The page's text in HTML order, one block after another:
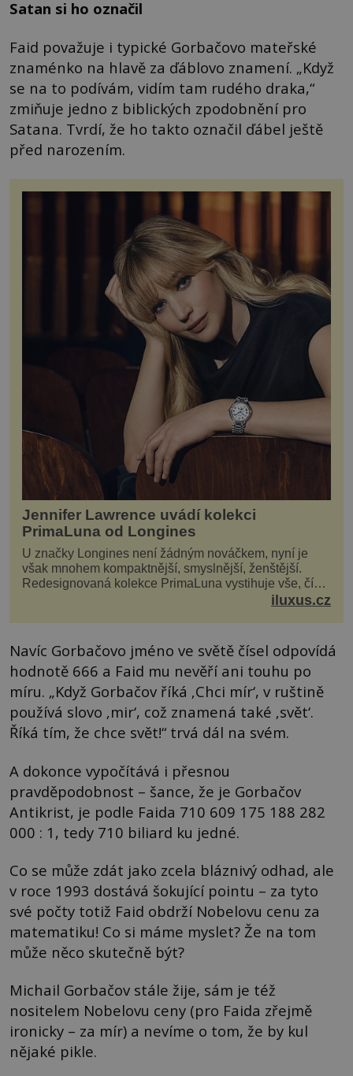
Satan si ho označil
Faid považuje i typické Gorbačovo mateřské
znaménko na hlavě za ďáblovo znamení. „Když
se na to podívám, vidím tam rudého draka,“
zmiňuje jedno z biblických zpodobnění pro
Satana. Tvrdí, že ho takto označil ďábel ještě
před narozením.
Jennifer Lawrence uvádí kolekci
PrimaLuna od Longines
U značky Longines není žádným nováčkem, nyní je
však mnohem kompaktnější, smyslnější, ženštější.
Redesignovaná kolekce PrimaLuna vystihuje vše, čím
je značka Longines dnes a čím byla i před sto dvacet...
iluxus.cz
Navíc Gorbačovo jméno ve světě čísel odpovídá
hodnotě 666 a Faid mu nevěří ani touhu po
míru. „Když Gorbačov říká ‚Chci mír‘, v ruštině
používá slovo ‚mir‘, což znamená také ‚svět‘.
Říká tím, že chce svět!“ trvá dál na svém.
A dokonce vypočítává i přesnou
pravděpodobnost – šance, že je Gorbačov
Antikrist, je podle Faida 710 609 175 188 282
000 : 1, tedy 710 biliard ku jedné.
Co se může zdát jako zcela bláznivý odhad, ale
v roce 1993 dostává šokující pointu – za tyto
své počty totiž Faid obdrží Nobelovu cenu za
matematiku! Co si máme myslet? Že na tom
může něco skutečně být?
Michail Gorbačov stále žije, sám je též
nositelem Nobelovu ceny (pro Faida zřejmě
ironicky – za mír) a nevíme o tom, že by kul
nějaké pikle.